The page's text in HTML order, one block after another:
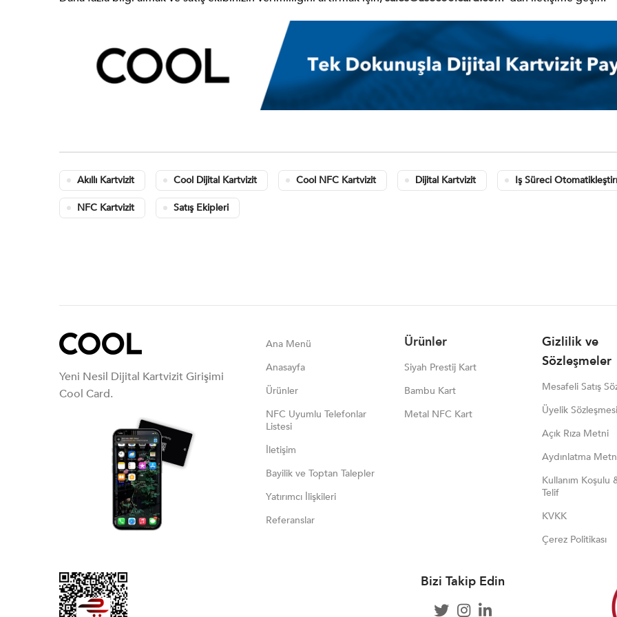
Akıllı Kartvizit Cool Dijital Kartvizit Cool NFC Kartvizit Dijital Kartvizit Iş Süreci
NFC Kartvizit Satış Ekipleri
Yeni Nesil Dijital Kartvizit Girişimi
Cool Card.
Ana Menü
Anasayfa
Ürünler
NFC Uyumlu Telefonlar
Listesi
İletişim
Bayilik ve Toptan Talepler
Yatırımcı İlişkileri
Referanslar
Ürünler
Siyah Prestij Kart
Bambu Kart
Metal NFC Kart
Gizlilik ve
Sözleşmeler
Mesafeli Satış
Üyelik
Açık Rıza Metni
Aydınlatma
Kullanım Koşulu
Telif
KVKK
Çerez Politikası
Bizi Takip Edin